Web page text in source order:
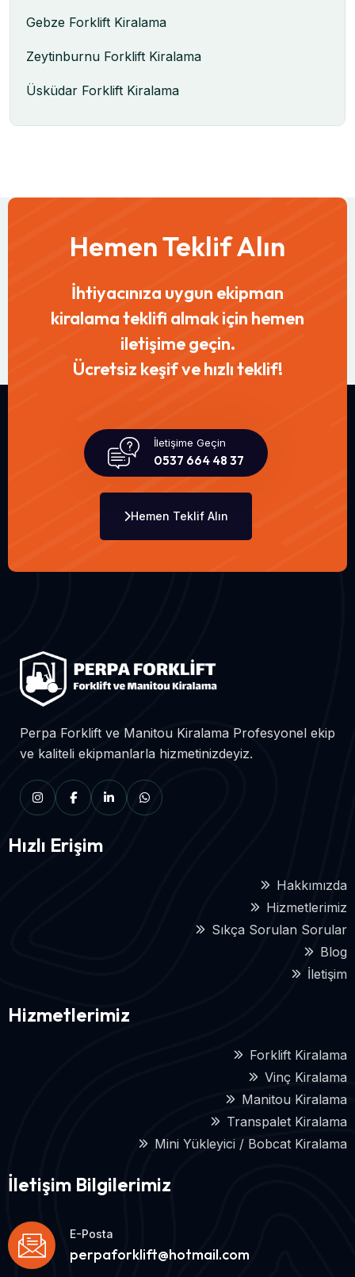
Gebze Forklift Kiralama
Zeytinburnu Forklift Kiralama
Üsküdar Forklift Kiralama
Hemen Teklif Alın
İhtiyacınıza uygun ekipman
kiralama teklifi almak için hemen
iletişime geçin.
Ücretsiz keşif ve hızlı teklif!
0537 664 48 37
İletişime Geçin
Hemen Teklif Alın
Perpa Forklift ve Manitou Kiralama Profesyonel ekip
ve kaliteli ekipmanlarla hizmetinizdeyiz.
Hızlı Erişim
Hakkımızda
Hizmetlerimiz
Sıkça Sorulan Sorular
Blog
İletişim
Hizmetlerimiz
Forklift Kiralama
Vinç Kiralama
Manitou Kiralama
Transpalet Kiralama
Mini Yükleyici / Bobcat Kiralama
İletişim Bilgilerimiz
perpaforklift@hotmail.com
E-Posta